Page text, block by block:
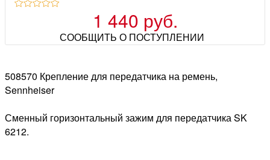
1 440 руб.
СООБЩИТЬ О ПОСТУПЛЕНИИ
508570 Крепление для передатчика на ремень,
Sennheiser
Сменный горизонтальный зажим для передатчика SK
6212.